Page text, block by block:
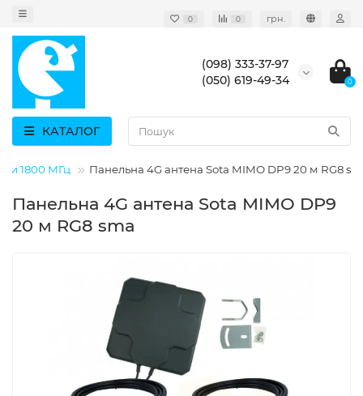
0 0 грн.
(098) 333-37-97
(050) 619-49-34
0
КАТАЛОГ
1800 МГц Панельна 4G антена Sota MIMO DP9 20 м RG8
Панельна 4G антена Sota MIMO DP9
20 м RG8 sma